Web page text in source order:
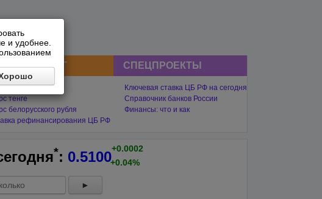
и удобнее.
СНГ
гривны
тенге
белорусского рубля
рефинансирования ЦБ РФ
СПЕЦПРОЕКТЫ
Ключевая ставка ЦБ РФ на сегодня
Справочник банков России
Финансы: что и как
*: 0.5100+0.0002
+0.04%
►